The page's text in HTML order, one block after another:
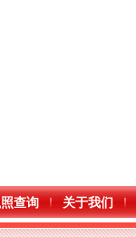
查询 关于我们